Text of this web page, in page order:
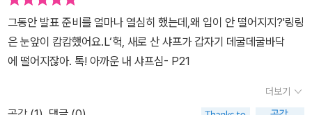
어린이 북아트를 배우는데 수업중 아이들 그림책에 대해서도 배웠는
데아이들책을 책꽂이에 나란히 제목만 보이게 끼워두기보다는 책의
내용을 함축적으로 담고 있는 책표지가 보이게 책을 두라고 하더라구
요.그래서 저도 책받침대에 한두권씩 표지가 보이게 올려두었더니 아
이가 더 흥미를 가지고 읽게 되는것 같더라구요~ 이책도 책꽂이에 꽂
아두기에 표지그림이 너무 아깝네요 ㅎㅎ서론이 너무 길었네용~ 내
그동안 발표 준비를 얼마나 열심히 했는데,왜 입이 안 떨어지지?'링링
은 눈앞이 캄캄했어요.L‘헉, 새로 산 샤프가 갑자기 데굴데굴바닥
에 떨어지잖아. 톡! 아까운 내 샤프심- P21
더보기